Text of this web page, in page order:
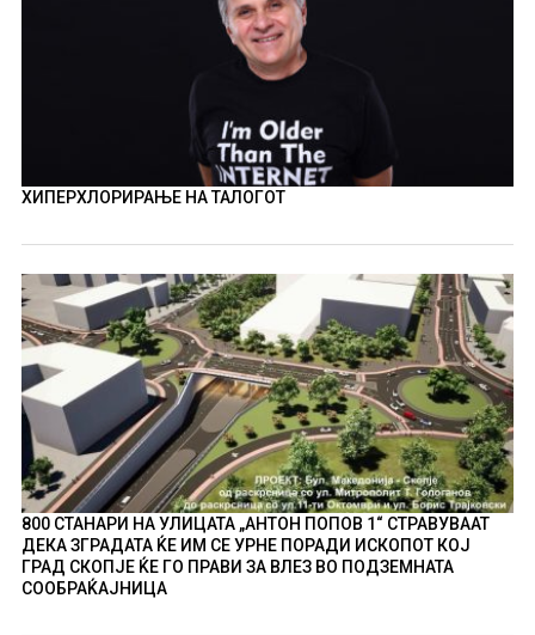
ХИПЕРХЛОРИРАЊЕ НА ТАЛОГОТ
800 СТАНАРИ НА УЛИЦАТА „АНТОН ПОПОВ 1“ СТРАВУВААТ
ДЕКА ЗГРАДАТА ЌЕ ИМ СЕ УРНЕ ПОРАДИ ИСКОПОТ КОЈ
ГРАД СКОПЈЕ ЌЕ ГО ПРАВИ ЗА ВЛЕЗ ВО ПОДЗЕМНАТА
СООБРАЌАЈНИЦА